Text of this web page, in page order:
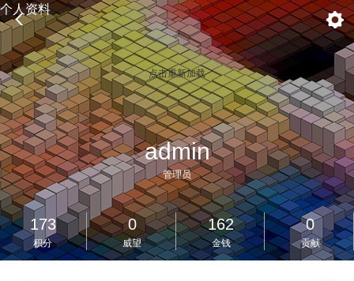
个人资料
点击重新加载
admin
管理员
173
积分
0
威望
162
金钱
0
贡献